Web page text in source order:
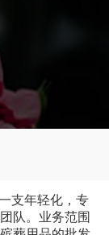
支年轻化，专
队。业务范围